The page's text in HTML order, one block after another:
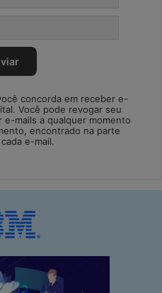
concorda em receber e-
Você pode revogar seu
mails a qualquer momento
encontrado na parte
e-mail.